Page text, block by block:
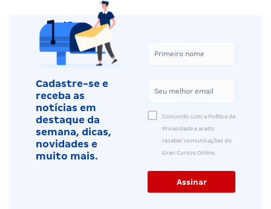
Cadastre-se e
receba as
notícias em
destaque da
semana, dicas,
novidades e
muito mais.
Concordo com a Política de
Privacidade e aceito
receber comunicações do
Gran Cursos Online.